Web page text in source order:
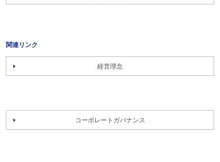
関連リンク
経営理念
コーポレートガバナンス